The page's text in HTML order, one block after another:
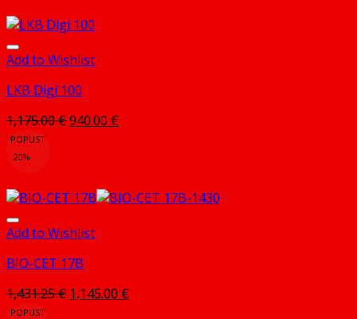
Add to Wishlist
LKB Digi 100
1,175.00€Izvorna
1,175.00 €.
940.00 €
POPUST
20%
Add to Wishlist
BIO-CET 17B
1,431.25€ Izvorna
1,145.00 €
POPUST